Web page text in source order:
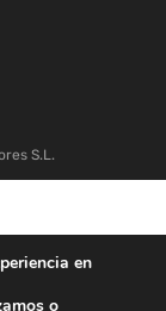
S.L.
en
o